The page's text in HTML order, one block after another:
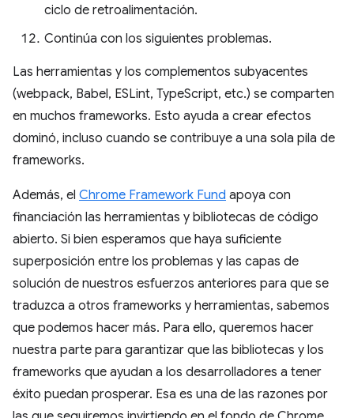
ciclo de retroalimentación.
Continúa con los siguientes problemas.
Las herramientas y los complementos subyacentes
(webpack, Babel, ESLint, TypeScript, etc.) se comparten
en muchos frameworks. Esto ayuda a crear efectos
dominó, incluso cuando se contribuye a una sola pila de
frameworks.
Además, el Chrome Framework Fund apoya con
financiación las herramientas y bibliotecas de código
abierto. Si bien esperamos que haya suficiente
superposición entre los problemas y las capas de
solución de nuestros esfuerzos anteriores para que se
traduzca a otros frameworks y herramientas, sabemos
que podemos hacer más. Para ello, queremos hacer
nuestra parte para garantizar que las bibliotecas y los
frameworks que ayudan a los desarrolladores a tener
éxito puedan prosperar. Esa es una de las razones por